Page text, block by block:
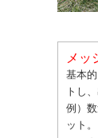
メッ
基本
トし
例）
ット。